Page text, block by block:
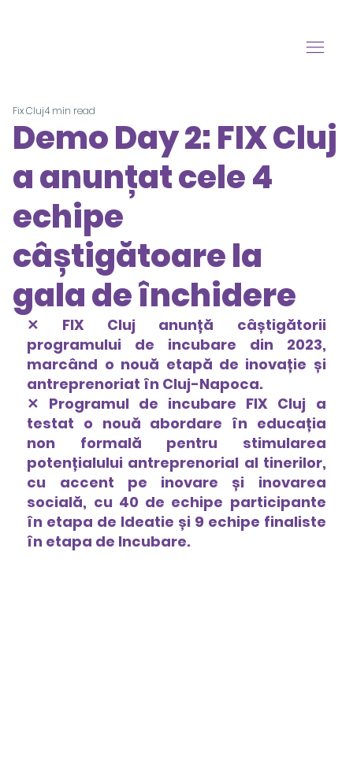
Demo Day 2: FIX Cluj
a anunțat cele 4
echipe
câștigătoare la
gala de închidere
Fix Cluj4 min read
✕ FIX Cluj anunță câștigătorii
programului de incubare din 2023,
marcând o nouă etapă de inovație și
antreprenoriat în Cluj-Napoca.
✕ Programul de incubare FIX Cluj a
testat o nouă abordare în educația
non formală pentru stimularea
potențialului antreprenorial al tinerilor,
cu accent pe inovare și inovarea
socială, cu 40 de echipe participante
în etapa de Ideatie și 9 echipe finaliste
în etapa de Incubare.